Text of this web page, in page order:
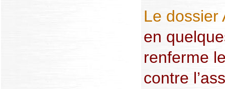
Le dossier
en
renferme
contre